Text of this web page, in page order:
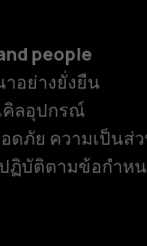
people
อย่างยั่งยืน
คิลอุปกรณ์
ดภัย ความเป็นส่
ฏิบัติตามข้อกำห